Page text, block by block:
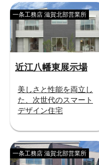
近江八幡東展示場
一条工務店 滋賀北部営業所
美しさと性能を両立し
た、次世代のスマート
デザイン住宅
一条工務店 滋賀北部営業所